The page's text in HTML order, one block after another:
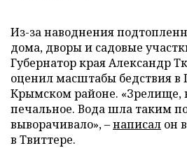
Из-за наводнения
дома, дворы и садовые
Губернатор края Александр
оценил масштабы бедствия в
Крымском районе. «Зрелище,
печальное. Вода шла таким
выворачивало»,–написал он
в Твиттере.